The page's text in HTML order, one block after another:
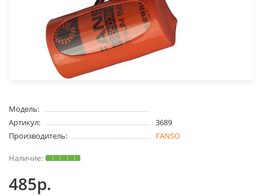
Модель:
Артикул:
3689
Производитель:
FANSO
485р.